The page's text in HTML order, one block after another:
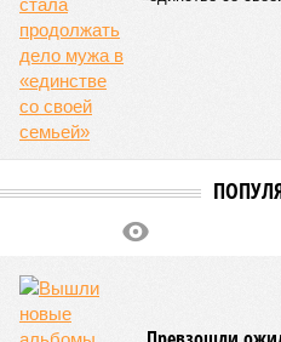
Мирослава Регинская,
– Довольно вероятным
развития событий, при
железные дороги Армении
и привычный уже «слив»
Потерянные нами
подаренная от щедрот